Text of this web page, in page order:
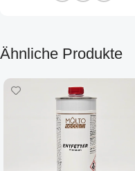
Ähnliche Produkte